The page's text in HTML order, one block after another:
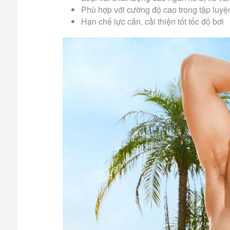
Phù hợp với cường độ cao trong tập
Hạn chế lực cản, cải thiện tốt tốc độ bơi